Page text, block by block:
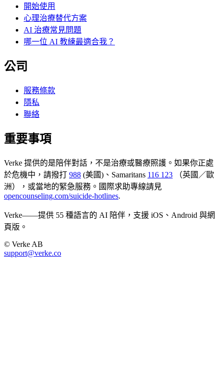
開始使用
心理治療替代方案
AI 治療常見問題
哪一位 AI 教練最適合我？
公司
服務條款
隱私
聯絡
重要事項
Verke 提供的是陪伴對話，不是治療或醫療照護。如果你正處
於危機中，請撥打 988 (美國)、Samaritans 116 123
（英國／歐
洲），或當地的緊急服務。國際求助專線請見
opencounseling.com/suicide-hotlines.
Verke——提供 55 種語言的 AI 陪伴，支援 iOS、Android 與網
頁版。
© Verke AB
support@verke.co